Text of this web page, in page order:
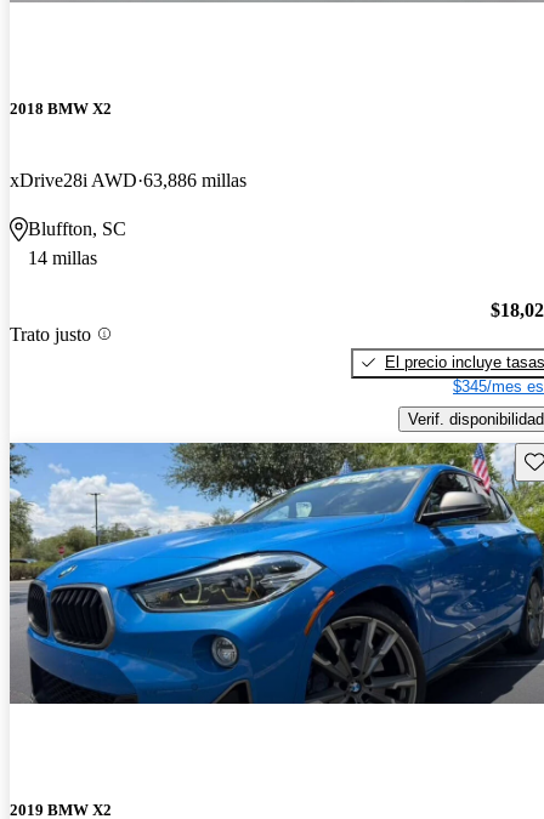
2018 BMW X2
xDrive28i AWD 63,886 millas
Bluffton, SC
14 millas
Trato justo
El precio incluye tasas
$345/mes
Verif. disponibilidad
2019 BMW X2